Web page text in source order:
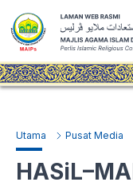
Utama Pusat Media